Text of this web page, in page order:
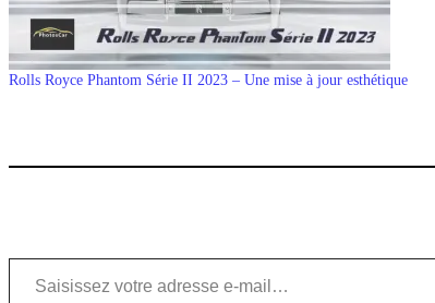
Rolls Royce Phantom Série II 2023 – Une mise à jour esthétique
Saisissez votre adresse e-mail…